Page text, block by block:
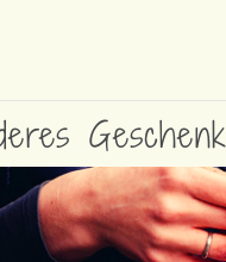
Geschenk